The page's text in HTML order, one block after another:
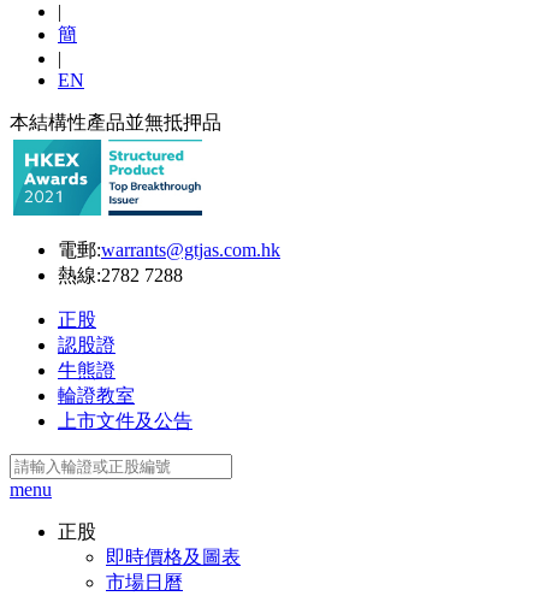
|
簡
|
EN
本結構性產品並無抵押品
電郵:warrants@gtjas.com.hk
熱線:2782 7288
正股
認股證
牛熊證
輪證教室
上市文件及公告
menu
正股
即時價格及圖表
市場日曆